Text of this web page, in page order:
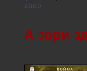
кино
А зори